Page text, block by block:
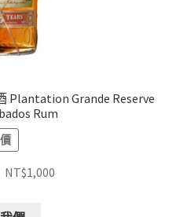
Plantation Grande Reserve
Rum
NT$1,000